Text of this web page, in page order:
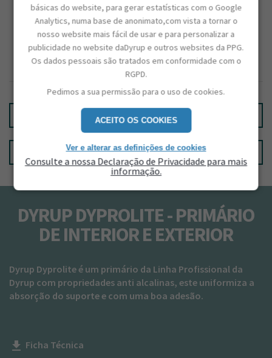
CAPACIDADE
5L / 15L
BRILHO
Mate
CALCULAR QUANTIDADES
ENCONTRE UMA LOJA
DYRUP DYPROLITE - PRIMÁRIO
DE INTERIOR E EXTERIOR
Dyrup Dyprolite é um primário da Linha Profissional da
Dyrup com propriedades anti alcalinas, este uniformiza a
absorção do suporte e com uma boa adesão.
get_app Ficha Técnica
básicas do website, para gerar estatísticas com o Google
Analytics, numa base de anonimato,com vista a tornar o
nosso website mais fácil de usar e para personalizar a
publicidade no website daDyrup e outros websites da PPG.
Os dados pessoais são tratados em conformidade com o
RGPD.
Pedimos a sua permissão para o uso de cookies.
ACEITO OS COOKIES
Ver e alterar as definições de cookies
Consulte a nossa Declaração de Privacidade para mais
informação.